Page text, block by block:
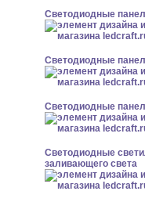
Cветодиодные
Cветодиодные
Cветодиодные
Светодиодные
заливающего света